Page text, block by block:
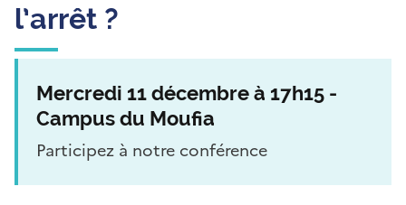
l’arrêt ?
Mercredi 11 décembre à 17h15 -
Campus du Moufia
Participez à notre conférence